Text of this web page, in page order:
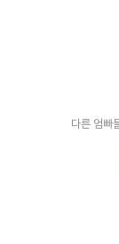
다른 엄빠